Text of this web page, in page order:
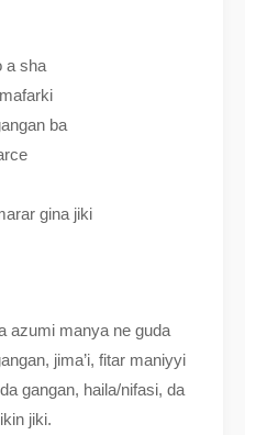
a sha
ba
gina jiki
azumi manya ne guda
jima’i, fitar maniyyi
gangan, haila/nifasi, da
jiki.